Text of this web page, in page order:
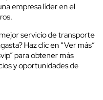
empresa líder en el
servicio de transporte
Haz clic en “Ver más”
para obtener más
y oportunidades de